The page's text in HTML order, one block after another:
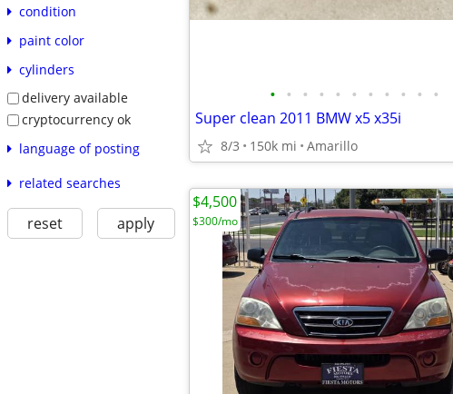
condition
paint color
cylinders
delivery available
cryptocurrency ok
language of posting
related searches
reset apply
• • • • • • • • • • •
Super clean 2011 BMW x5 x35i
8/3 150k mi Amarillo
$4,500
$300/mo